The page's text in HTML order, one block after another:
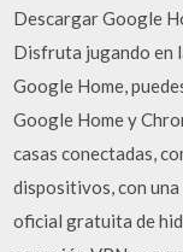
Descargar Google
Disfruta jugando en
Google Home,
Google Home y
casas conectadas,
dispositivos, con
oficial gratuita de